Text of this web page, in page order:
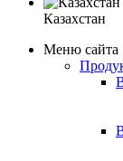
Казахстан
Меню сайта